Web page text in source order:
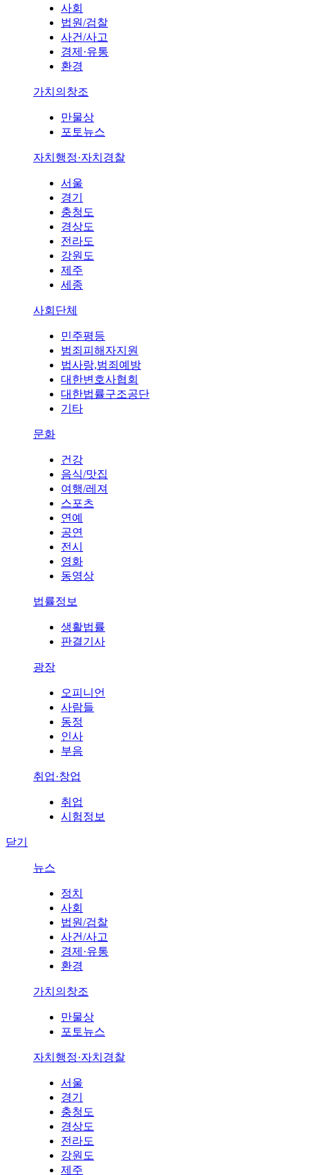
사회
법원/검찰
사건/사고
경제·유통
환경
가치의창조
만물상
포토뉴스
자치행정·자치경찰
서울
경기
충청도
경상도
전라도
강원도
제주
세종
사회단체
민주평등
범죄피해자지원
법사랑,범죄예방
대한변호사협회
대한법률구조공단
기타
문화
건강
음식/맛집
여행/레져
스포츠
연예
공연
전시
영화
동영상
법률정보
생활법률
판결기사
광장
오피니언
사람들
동정
인사
부음
취업·창업
취업
시험정보
닫기
뉴스
정치
사회
법원/검찰
사건/사고
경제·유통
환경
가치의창조
만물상
포토뉴스
자치행정·자치경찰
서울
경기
충청도
경상도
전라도
강원도
제주